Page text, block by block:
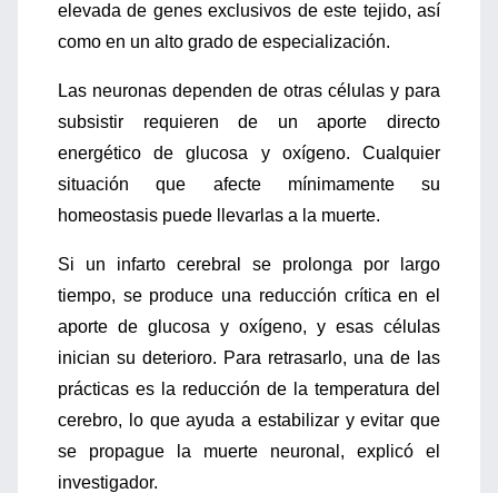
elevada de genes exclusivos de este tejido, así
como en un alto grado de especialización.
Las neuronas dependen de otras células y para
subsistir requieren de un aporte directo
energético de glucosa y oxígeno. Cualquier
situación que afecte mínimamente su
homeostasis puede llevarlas a la muerte.
Si un infarto cerebral se prolonga por largo
tiempo, se produce una reducción crítica en el
aporte de glucosa y oxígeno, y esas células
inician su deterioro. Para retrasarlo, una de las
prácticas es la reducción de la temperatura del
cerebro, lo que ayuda a estabilizar y evitar que
se propague la muerte neuronal, explicó el
investigador.